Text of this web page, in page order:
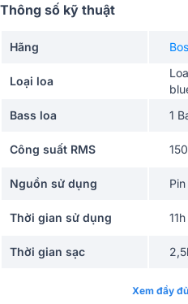
Thông số kỹ thuật
Hãng
Loại loa
Bass loa
1
Công suất RMS
Nguồn sử dụng
Thời gian sử dụng 11h
Thời gian sạc
Xem đầy